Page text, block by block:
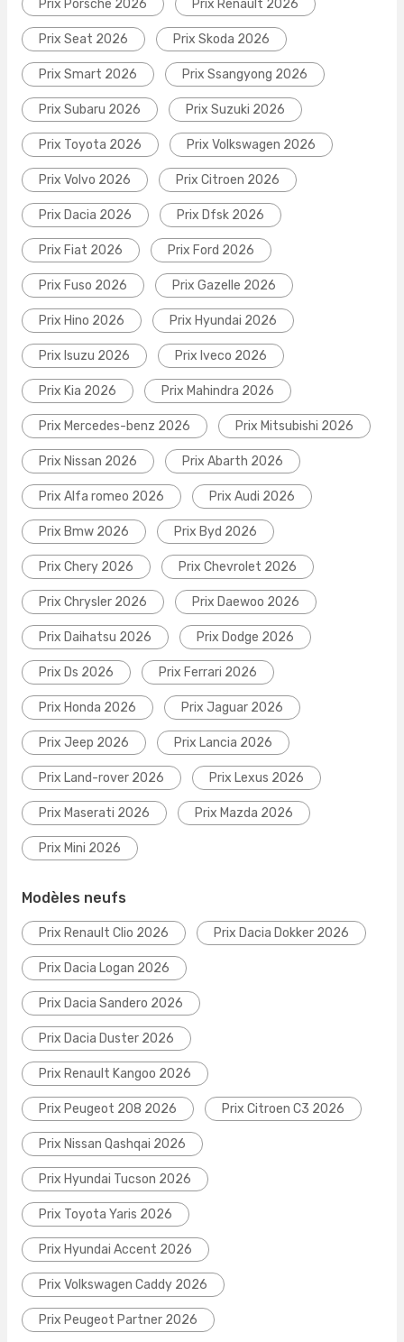
Prix Porsche 2026 Prix Renault 2026
Prix Seat 2026 Prix Skoda 2026
Prix Smart 2026 Prix Ssangyong 2026
Prix Subaru 2026 Prix Suzuki 2026
Prix Toyota 2026 Prix Volkswagen 2026
Prix Volvo 2026 Prix Citroen 2026
Prix Dacia 2026 Prix Dfsk 2026
Prix Fiat 2026 Prix Ford 2026
Prix Fuso 2026 Prix Gazelle 2026
Prix Hino 2026 Prix Hyundai 2026
Prix Isuzu 2026 Prix Iveco 2026
Prix Kia 2026 Prix Mahindra 2026
Prix Mercedes-benz 2026 Prix Mitsubishi 2026
Prix Nissan 2026 Prix Abarth 2026
Prix Alfa romeo 2026 Prix Audi 2026
Prix Bmw 2026 Prix Byd 2026
Prix Chery 2026 Prix Chevrolet 2026
Prix Chrysler 2026 Prix Daewoo 2026
Prix Daihatsu 2026 Prix Dodge 2026
Prix Ds 2026 Prix Ferrari 2026
Prix Honda 2026 Prix Jaguar 2026
Prix Jeep 2026 Prix Lancia 2026
Prix Land-rover 2026 Prix Lexus 2026
Prix Maserati 2026 Prix Mazda 2026
Prix Mini 2026
Modèles neufs
Prix Renault Clio 2026 Prix Dacia Dokker 2026
Prix Dacia Logan 2026
Prix Dacia Sandero 2026
Prix Dacia Duster 2026
Prix Renault Kangoo 2026
Prix Peugeot 208 2026 Prix Citroen C3 2026
Prix Nissan Qashqai 2026
Prix Hyundai Tucson 2026
Prix Toyota Yaris 2026
Prix Hyundai Accent 2026
Prix Volkswagen Caddy 2026
Prix Peugeot Partner 2026